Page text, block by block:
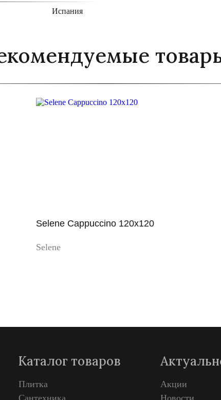
Испания
Selene Cappuccino 120x120
Selene
Каталог товаров
Плитка
Сантехника
Акции
Новости